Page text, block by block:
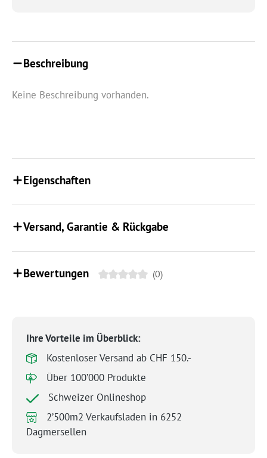
Beschreibung
Keine Beschreibung vorhanden.
Eigenschaften
Versand, Garantie & Rückgabe
Bewertungen (0)
Ihre Vorteile im Überblick:
Kostenloser Versand ab CHF 150.-
Über 100’000 Produkte
Schweizer Onlineshop
2’500m2 Verkaufsladen in 6252
Dagmersellen